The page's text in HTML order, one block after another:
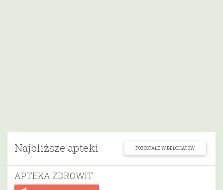
Najbliższe apteki POZOSTAŁE W BEŁCHATÓW
APTEKA ZDROWIT